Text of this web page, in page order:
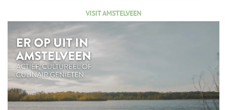
VISIT AMSTELVEEN